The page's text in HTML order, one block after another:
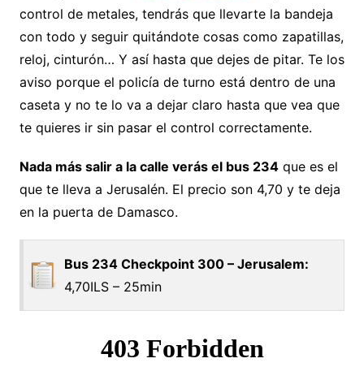
control de metales, tendrás que llevarte la bandeja
con todo y seguir quitándote cosas como zapatillas,
reloj, cinturón… Y así hasta que dejes de pitar. Te los
aviso porque el policía de turno está dentro de una
caseta y no te lo va a dejar claro hasta que vea que
te quieres ir sin pasar el control correctamente.
Nada más salir a la calle verás el bus 234que es el
que te lleva a Jerusalén. El precio son 4,70 y te deja
en la puerta de Damasco.
Bus 234 Checkpoint 300 – Jerusalem:
4,70ILS – 25min